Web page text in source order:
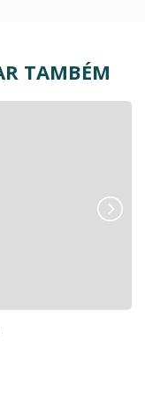
TAMBÉM